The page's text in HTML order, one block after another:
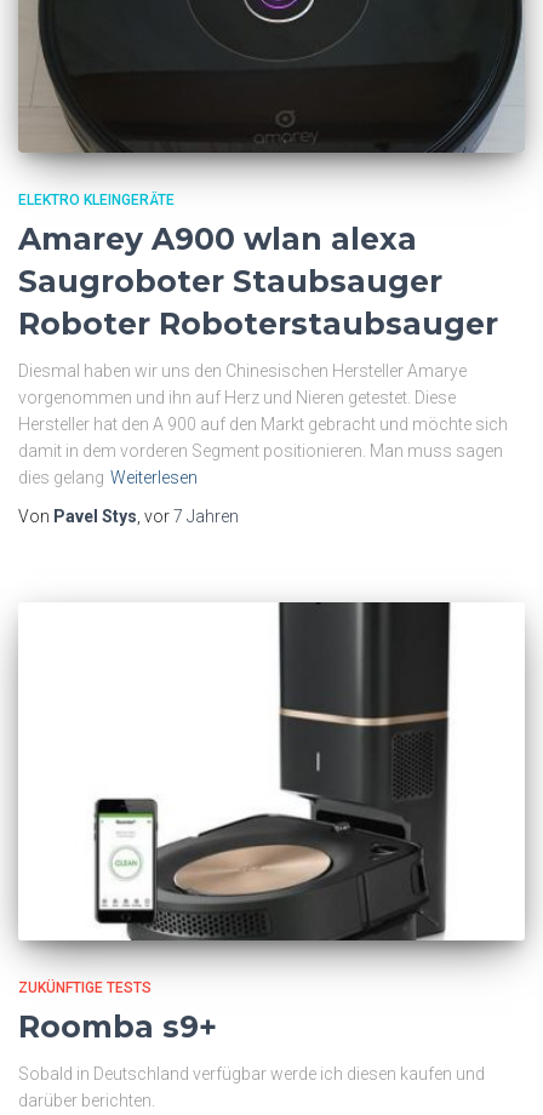
ELEKTRO KLEINGERÄTE
Amarey A900 wlan alexa
Saugroboter Staubsauger
Roboter Roboterstaubsauger
Diesmal haben wir uns den Chinesischen Hersteller Amarye
vorgenommen und ihn auf Herz und Nieren getestet. Diese
Hersteller hat den A 900 auf den Markt gebracht und möchte sich
damit in dem vorderen Segment positionieren. Man muss sagen
dies gelang Weiterlesen
Von Pavel Stys, vor7 Jahren
ZUKÜNFTIGE TESTS
Roomba s9+
Sobald in Deutschland verfügbar werde ich diesen kaufen und
darüber berichten.